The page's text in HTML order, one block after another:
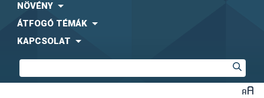
NÖVÉNY
ÁTFOGÓ TÉMÁK
KAPCSOLAT